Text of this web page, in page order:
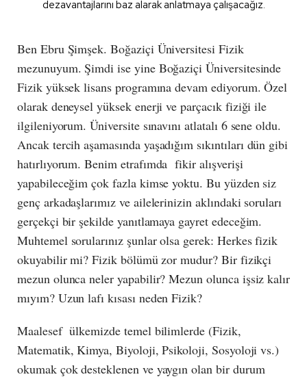
dezavantajlarını baz alarak anlatmaya çalışacağız.
Ben Ebru Şimşek. Boğaziçi Üniversitesi Fizik
mezunuyum. Şimdi ise yine Boğaziçi Üniversitesinde
Fizik yüksek lisans programına devam ediyorum. Özel
olarak deneysel yüksek enerji ve parçacık fiziği ile
ilgileniyorum. Üniversite sınavını atlatalı 6 sene oldu.
Ancak tercih aşamasında yaşadığım sıkıntıları dün gibi
hatırlıyorum. Benim etrafımda fikir alışverişi
yapabileceğim çok fazla kimse yoktu. Bu yüzden siz
genç arkadaşlarımız ve ailelerinizin aklındaki soruları
gerçekçi bir şekilde yanıtlamaya gayret edeceğim.
Muhtemel sorularınız şunlar olsa gerek: Herkes fizik
okuyabilir mi? Fizik bölümü zor mudur? Bir fizikçi
mezun olunca neler yapabilir? Mezun olunca işsiz kalır
mıyım? Uzun lafı kısası neden Fizik?
Maalesef ülkemizde temel bilimlerde (Fizik,
Matematik, Kimya, Biyoloji, Psikoloji, Sosyoloji vs.)
okumak çok desteklenen ve yaygın olan bir durum